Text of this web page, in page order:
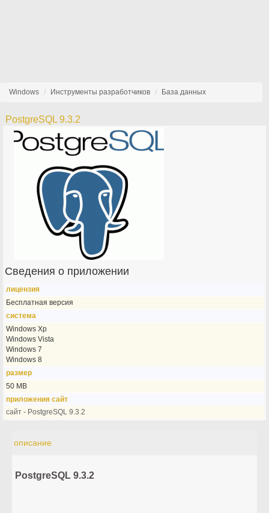
Windows Инструменты разработчиков База данных
PostgreSQL 9.3.2
Сведения о приложении
лицензия
Бесплатная версия
система
Windows Xp
Windows Vista
Windows 7
Windows 8
размер
50 MB
приложения сайт
сайт - PostgreSQL 9.3.2
описание
PostgreSQL 9.3.2